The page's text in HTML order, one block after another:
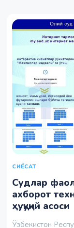
СИЁСАТ
Судлар
ахборот
ҳуқуқий асоси
Ўзбекистон